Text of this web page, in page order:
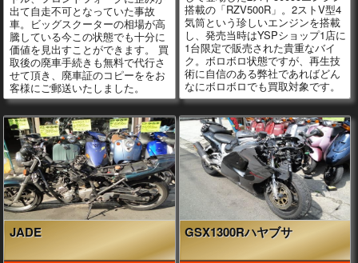
出て自走不可となっていた事故
車。ビッグスクーターの相場が高
騰している今この状態でも十分に
価値を見出すことができます。 買
取後の廃車手続きも無料で代行さ
せて頂き、廃車証のコピーををお
客様にご郵送いたしました。
搭載の「RZV500R」。2ストV型4
気筒という珍しいエンジンを搭載
し、発売当時はYSPショップ1店に
1台限定で販売された貴重なバイ
ク。ボロボロ状態ですが、再生技
術に自信のある弊社であればどん
なにボロボロでも買取対象です。
JADE GSX1300Rハヤブサ